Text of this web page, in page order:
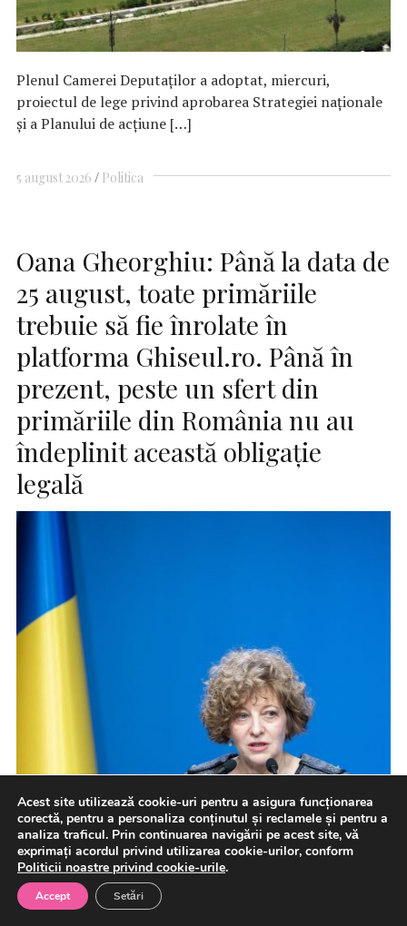
Plenul Camerei Deputaţilor a adoptat, miercuri,
proiectul de lege privind aprobarea Strategiei naţionale
şi a Planului de acţiune […]
5 august 2026 Politica
Oana Gheorghiu: Până la data de
25 august, toate primăriile
trebuie să fie înrolate în
platforma Ghiseul.ro. Până în
prezent, peste un sfert din
primăriile din România nu au
îndeplinit această obligaţie
legală
Acest site utilizează cookie-uri pentru a asigura funcționarea
corectă, pentru a personaliza conținutul și reclamele și pentru a
analiza traficul. Prin continuarea navigării pe acest site, vă
exprimați acordul privind utilizarea cookie-urilor, conform
Politicii noastre privind cookie-urile.
Accept Setări